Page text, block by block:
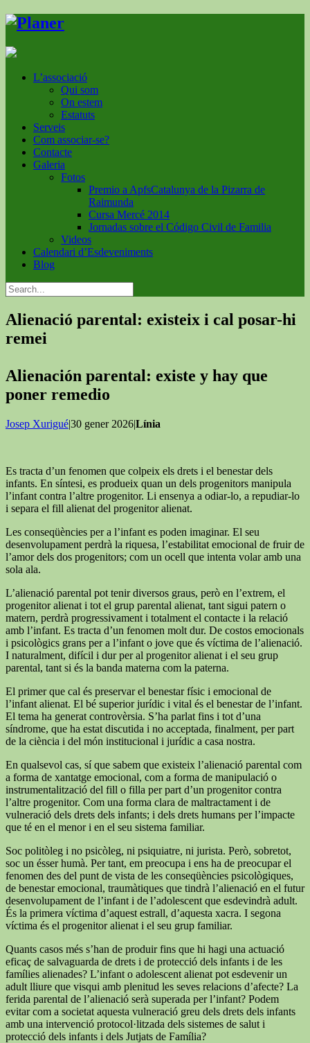
L’associació
Qui som
On estem
Estatuts
Serveis
Com associar-se?
Contacte
Galeria
Fotos
Premio a ApfsCatalunya de la Pizarra de
Raimunda
Cursa Mercé 2014
Jornadas sobre el Código Civil de Familia
Videos
Calendari d’Esdeveniments
Blog
Alienació parental: existeix i cal posar-hi
remei
Alienación parental: existe y hay que
poner remedio
Josep Xurigué|30 gener 2026|Línia
Es tracta d’un fenomen que colpeix els drets i el benestar dels
infants. En síntesi, es produeix quan un dels progenitors manipula
l’infant contra l’altre progenitor. Li ensenya a odiar-lo, a repudiar-lo
i separa el fill alienat del progenitor alienat.
Les conseqüències per a l’infant es poden imaginar. El seu
desenvolupament perdrà la riquesa, l’estabilitat emocional de fruir de
l’amor dels dos progenitors; com un ocell que intenta volar amb una
sola ala.
L’alienació parental pot tenir diversos graus, però en l’extrem, el
progenitor alienat i tot el grup parental alienat, tant sigui patern o
matern, perdrà progressivament i totalment el contacte i la relació
amb l’infant. Es tracta d’un fenomen molt dur. De costos emocionals
i psicològics grans per a l’infant o jove que és víctima de l’alienació.
I naturalment, difícil i dur per al progenitor alienat i el seu grup
parental, tant si és la banda materna com la paterna.
El primer que cal és preservar el benestar físic i emocional de
l’infant alienat. El bé superior jurídic i vital és el benestar de l’infant.
El tema ha generat controvèrsia. S’ha parlat fins i tot d’una
síndrome, que ha estat discutida i no acceptada, finalment, per part
de la ciència i del món institucional i jurídic a casa nostra.
En qualsevol cas, sí que sabem que existeix l’alienació parental com
a forma de xantatge emocional, com a forma de manipulació o
instrumentalització del fill o filla per part d’un progenitor contra
l’altre progenitor. Com una forma clara de maltractament i de
vulneració dels drets dels infants; i dels drets humans per l’impacte
que té en el menor i en el seu sistema familiar.
Soc politòleg i no psicòleg, ni psiquiatre, ni jurista. Però, sobretot,
soc un ésser humà. Per tant, em preocupa i ens ha de preocupar el
fenomen des del punt de vista de les conseqüències psicològiques,
de benestar emocional, traumàtiques que tindrà l’alienació en el futur
desenvolupament de l’infant i de l’adolescent que esdevindrà adult.
És la primera víctima d’aquest estrall, d’aquesta xacra. I segona
víctima és el progenitor alienat i el seu grup familiar.
Quants casos més s’han de produir fins que hi hagi una actuació
eficaç de salvaguarda de drets i de protecció dels infants i de les
famílies alienades? L’infant o adolescent alienat pot esdevenir un
adult lliure que visqui amb plenitud les seves relacions d’afecte? La
ferida parental de l’alienació serà superada per l’infant? Podem
evitar com a societat aquesta vulneració greu dels drets dels infants
amb una intervenció protocol·litzada dels sistemes de salut i
protecció dels infants i dels Jutjats de Família?